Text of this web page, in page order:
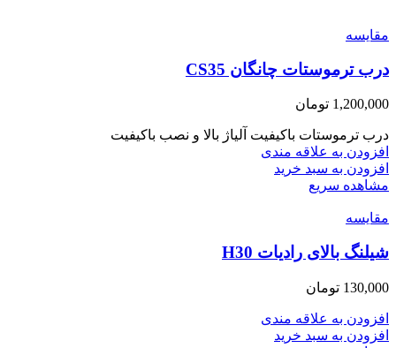
مقایسه
درب ترموستات چانگان CS35
1,200,000 تومان
درب ترموستات باکیفیت آلیاژ بالا و نصب باکیفیت
افزودن به علاقه مندی
افزودن به سبد خرید
مشاهده سریع
مقایسه
شیلنگ بالای رادیات H30
130,000 تومان
افزودن به علاقه مندی
افزودن به سبد خرید